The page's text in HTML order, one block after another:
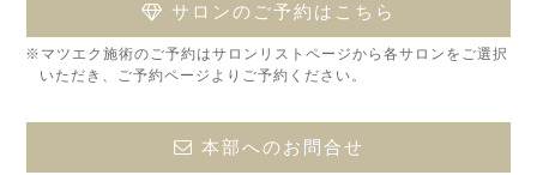
サロンのご予約はこちら
※マツエク施術のご予約はサロンリストページから各サロンをご選択
いただき、ご予約ページよりご予約ください。
本部へのお問合せ